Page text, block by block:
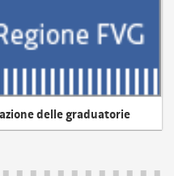
delle graduatorie